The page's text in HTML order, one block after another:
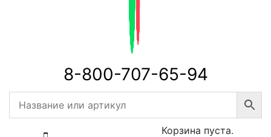
8-800-707-65-94
Корзина пуста.